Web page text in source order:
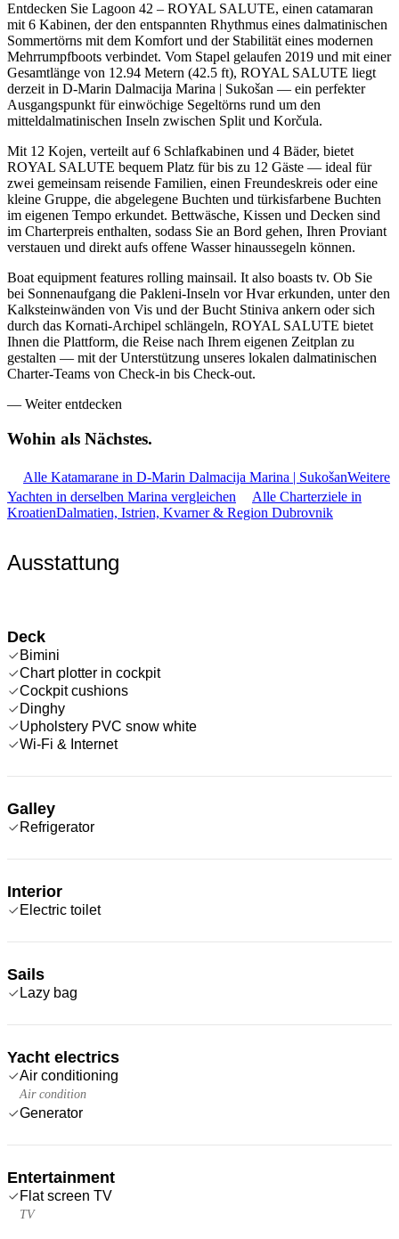
Entdecken Sie Lagoon 42 – ROYAL SALUTE, einen catamaran
mit 6 Kabinen, der den entspannten Rhythmus eines dalmatinischen
Sommertörns mit dem Komfort und der Stabilität eines modernen
Mehrrumpfboots verbindet. Vom Stapel gelaufen 2019 und mit einer
Gesamtlänge von 12.94 Metern (42.5 ft), ROYAL SALUTE liegt
derzeit in D-Marin Dalmacija Marina | Sukošan — ein perfekter
Ausgangspunkt für einwöchige Segeltörns rund um den
mitteldalmatinischen Inseln zwischen Split und Korčula.
Mit 12 Kojen, verteilt auf 6 Schlafkabinen und 4 Bäder, bietet
ROYAL SALUTE bequem Platz für bis zu 12 Gäste — ideal für
zwei gemeinsam reisende Familien, einen Freundeskreis oder eine
kleine Gruppe, die abgelegene Buchten und türkisfarbene Buchten
im eigenen Tempo erkundet. Bettwäsche, Kissen und Decken sind
im Charterpreis enthalten, sodass Sie an Bord gehen, Ihren Proviant
verstauen und direkt aufs offene Wasser hinaussegeln können.
Boat equipment features rolling mainsail. It also boasts tv. Ob Sie
bei Sonnenaufgang die Pakleni-Inseln vor Hvar erkunden, unter den
Kalksteinwänden von Vis und der Bucht Stiniva ankern oder sich
durch das Kornati-Archipel schlängeln, ROYAL SALUTE bietet
Ihnen die Plattform, die Reise nach Ihrem eigenen Zeitplan zu
gestalten — mit der Unterstützung unseres lokalen dalmatinischen
Charter-Teams von Check-in bis Check-out.
— Weiter entdecken
Wohin als Nächstes.
Alle Katamarane in D-Marin Dalmacija Marina | SukošanWeitere
Yachten in derselben Marina vergleichen
Alle Charterziele in
KroatienDalmatien, Istrien, Kvarner & Region Dubrovnik
Ausstattung
Deck
Bimini
Chart plotter in cockpit
Cockpit cushions
Dinghy
Upholstery PVC snow white
Wi-Fi & Internet
Galley
Refrigerator
Interior
Electric toilet
Sails
Lazy bag
Yacht electrics
Air conditioning
Air condition
Generator
Entertainment
Flat screen TV
TV